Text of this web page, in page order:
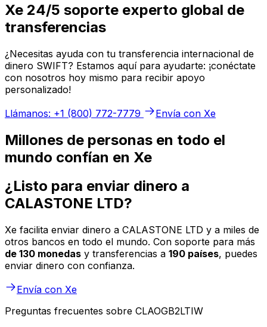
Xe 24/5 soporte experto global de
transferencias
¿Necesitas ayuda con tu transferencia internacional de
dinero SWIFT? Estamos aquí para ayudarte: ¡conéctate
con nosotros hoy mismo para recibir apoyo
personalizado!
Llámanos: +1 (800) 772-7779
Envía con Xe
Millones de personas en todo el
mundo confían en Xe
¿Listo para enviar dinero a
CALASTONE LTD?
Xe facilita enviar dinero a CALASTONE LTD y a miles de
otros bancos en todo el mundo. Con soporte para más
de 130 monedas y transferencias a 190 países, puedes
enviar dinero con confianza.
Envía con Xe
Preguntas frecuentes sobre CLAOGB2LTIW